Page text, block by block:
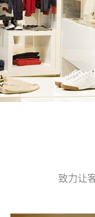
致力让